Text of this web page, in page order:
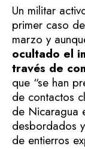
Un militar
primer caso
marzo y
ocultado el
través de
que “se han
de contactos
de Nicaragua
desbordados
de entierros